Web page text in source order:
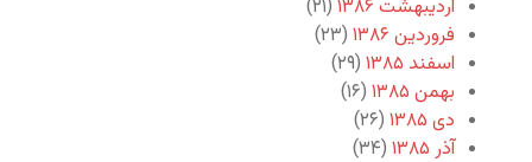
اردیبهشت ۱۳۸۶
(۲۱)
فروردین ۱۳۸۶
(۲۳)
اسفند ۱۳۸۵
(۲۹)
بهمن ۱۳۸۵
(۱۶)
دی ۱۳۸۵
(۲۶)
آذر ۱۳۸۵
(۳۴)